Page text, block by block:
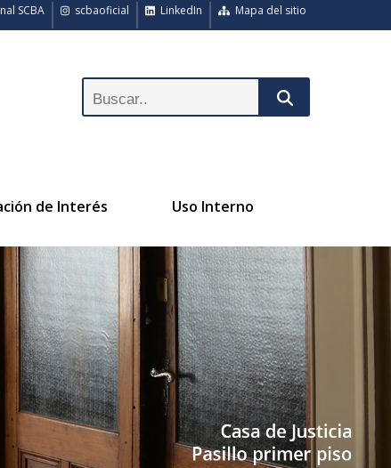
Mapa del sitio
LinkedIn
scbaoficial
SCBA
de Interés Uso Interno